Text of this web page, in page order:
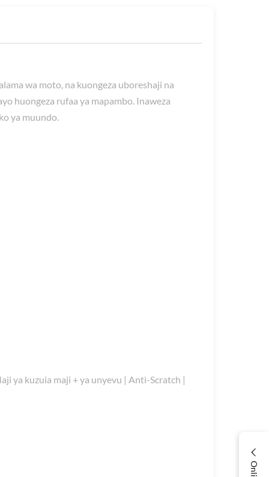
wa moto, na kuongeza uboreshaji na
huongeza rufaa ya mapambo. Inaweza
ya muundo.
ya kuzuia maji + ya unyevu | Anti-Scratch |